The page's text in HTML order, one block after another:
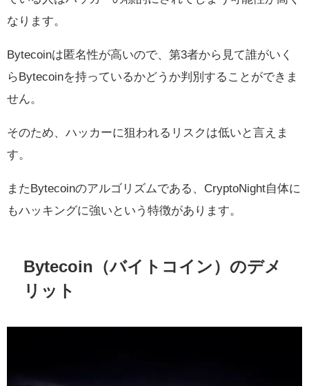
なります。
Bytecoinは匿名性が高いので、第3者から見て誰がいく
らBytecoinを持っているかどうか判別することができま
せん。
そのため、ハッカーに狙われるリスクは低いと言えま
す。
またBytecoinのアルゴリズムである、CryptoNight自体に
もハッキングに強いという特徴があります。
Bytecoin（バイトコイン）のデメ
リット